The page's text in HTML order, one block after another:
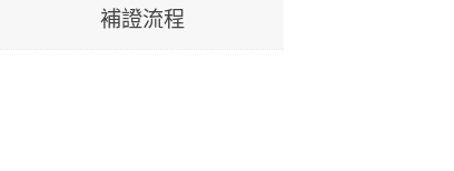
補證流程